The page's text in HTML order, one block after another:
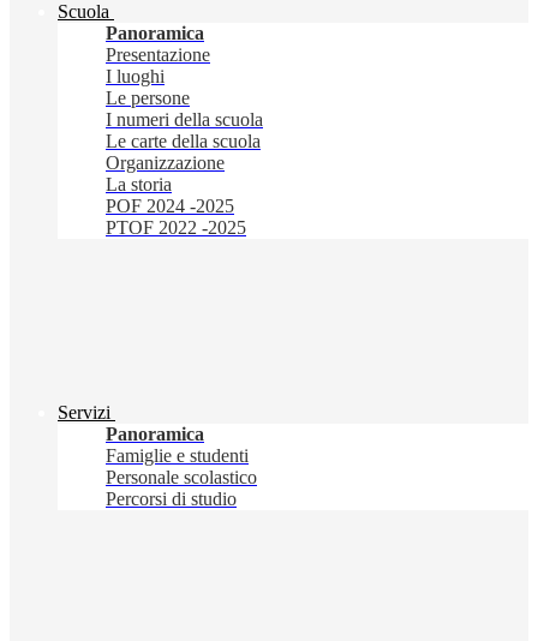
Scuola
Panoramica
Presentazione
I luoghi
Le persone
I numeri della scuola
Le carte della scuola
Organizzazione
La storia
POF 2024 -2025
PTOF 2022 -2025
Servizi
Panoramica
Famiglie e studenti
Personale scolastico
Percorsi di studio